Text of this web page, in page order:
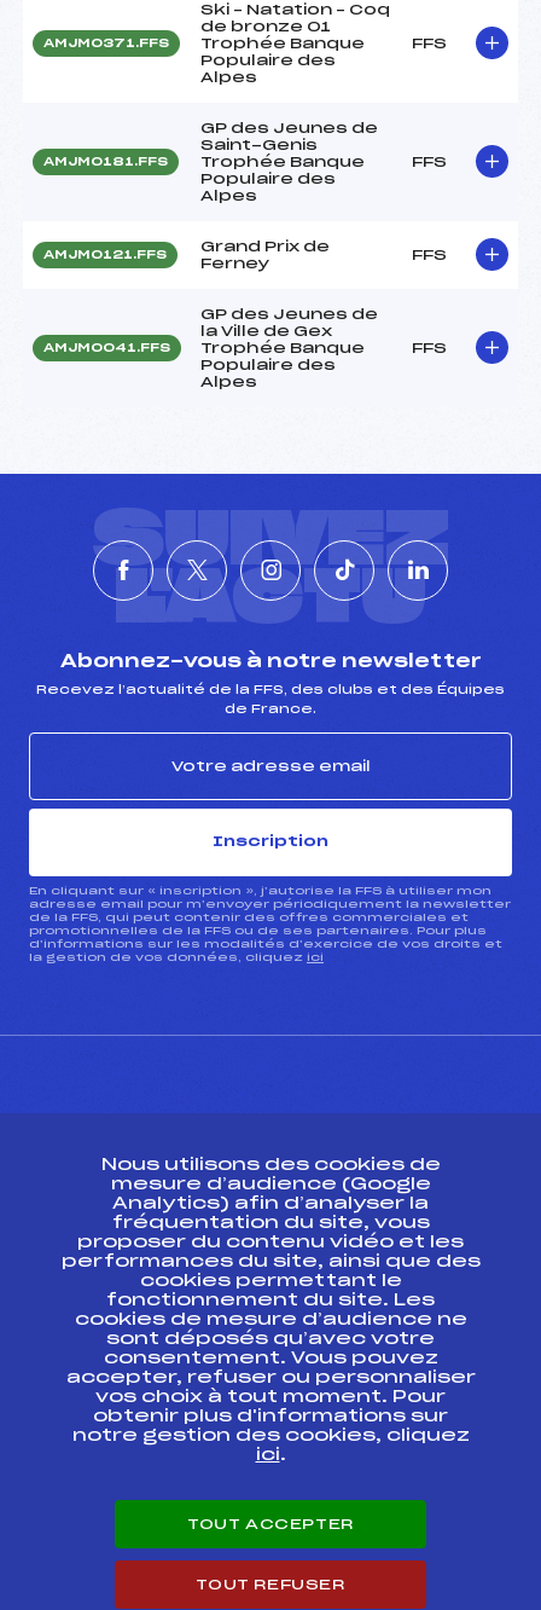
AMJM0371.FFS
Ski – Natation – Coq
de bronze 01
Trophée Banque
Populaire des
Alpes
FFS
AMJM0181.FFS
GP des Jeunes de
Saint-Genis
Trophée Banque
Populaire des
Alpes
FFS
AMJM0121.FFS
Grand Prix de
Ferney
FFS
AMJM0041.FFS
GP des Jeunes de
la Ville de Gex
Trophée Banque
Populaire des
Alpes
FFS
SUIVEZ
L'ACTU
Abonnez-vous à notre newsletter
Recevez l’actualité de la FFS, des clubs et des Équipes
de France.
Inscription
En cliquant sur « inscription », j’autorise la FFS à utiliser mon
adresse email pour m’envoyer périodiquement la newsletter
de la FFS, qui peut contenir des offres commerciales et
promotionnelles de la FFS ou de ses partenaires. Pour plus
d’informations sur les modalités d’exercice de vos droits et
la gestion de vos données, cliquez ici
ESPACE PRESSE
Ressources
Pass’Neige
Projet sportif fédéral
Projet de performance fédéral
Antidopage
Pôle Développement, Formation, Suivi
Scientifique
Listes ministérielles
Pôle vie de l’athlète
Carrières
Nous utilisons des cookies de
mesure d’audience (Google
Analytics) afin d’analyser la
fréquentation du site, vous
proposer du contenu vidéo et les
performances du site, ainsi que des
cookies permettant le
fonctionnement du site. Les
cookies de mesure d’audience ne
sont déposés qu’avec votre
consentement. Vous pouvez
accepter, refuser ou personnaliser
vos choix à tout moment. Pour
obtenir plus d'informations sur
notre gestion des cookies, cliquez
ici.
TOUT ACCEPTER
TOUT REFUSER